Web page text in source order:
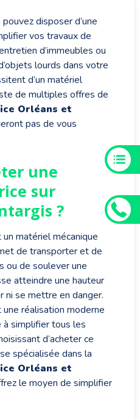
disposer d’une
vos travaux de
d’immeubles ou
lourds dans votre
d’un matériel
de multiples offres de
Orléans et
pas de vous
une
sur
?
matériel mécanique
de transporter et de
ou de soulever une
atteindre une hauteur
ni se mettre en danger.
réalisation moderne
à simplifier tous les
d’acheter ce
spécialisée dans la
Orléans et
le moyen de simplifier